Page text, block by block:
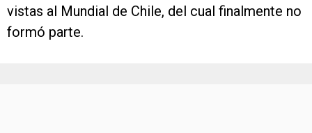
vistas al Mundial de Chile, del cual finalmente no
formó parte.